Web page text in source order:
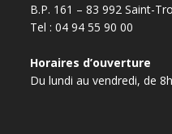
B.P. 161 – 83 992 Saint-
Tel : 04 94 55 90 00
Horaires d’ouverture
Du lundi au vendredi, de